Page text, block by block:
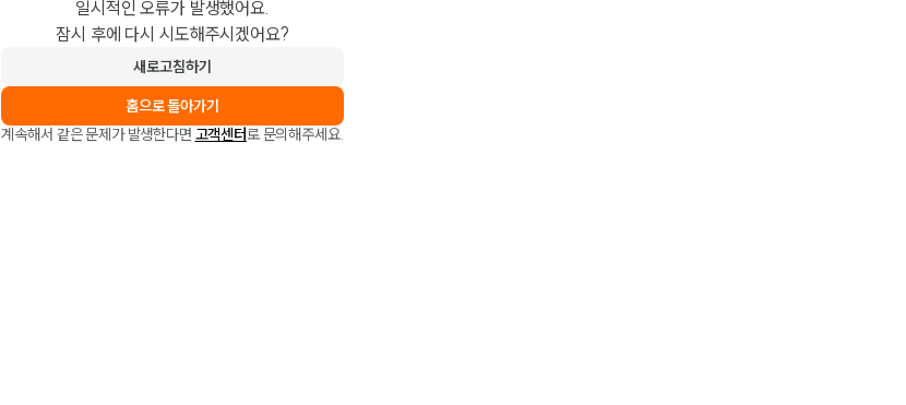
일시적인 오류가 발생했어요.
잠시 후에 다시 시도해주시겠어요?
새로고침하기
홈으로 돌아가기
계속해서 같은 문제가 발생한다면 고객센터로 문의해주세요.